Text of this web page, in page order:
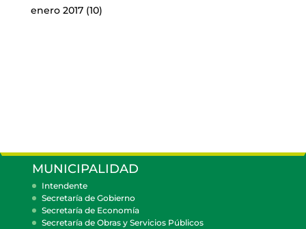
enero 2017(10)
MUNICIPALIDAD
Intendente
Secretaría de Gobierno
Secretaría de Economía
Secretaría de Obras y Servicios Públicos